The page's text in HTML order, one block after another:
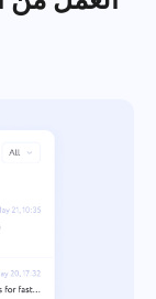
توزيع الموارد
إدارة المهام
إدارة
إدارة معلومات